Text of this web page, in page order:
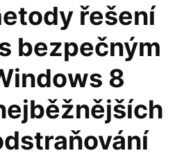
řešení
bezpečným
8